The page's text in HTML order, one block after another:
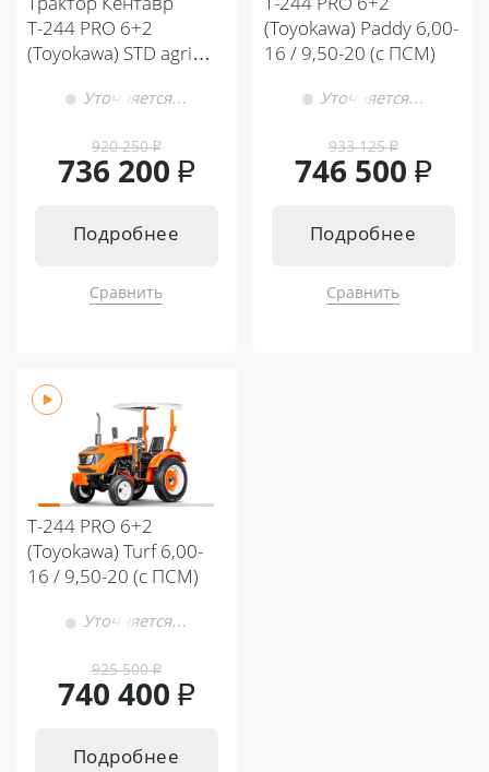
Трактор Кентавр
Т-244 PRO 6+2
(Toyokawa) STD agri
(с ПСМ)Уточняется…
920 250₽
736 200 ₽
Подробнее
Сравнить
Т-244 PRO 6+2
(Toyokawa) Paddy 6,00-
16 / 9,50-20 (с ПСМ)
Уточняется…
933 125₽
746 500 ₽
Подробнее
Сравнить
Т-244 PRO 6+2
(Toyokawa) Turf 6,00-
16 / 9,50-20 (с ПСМ)
Уточняется…
925 500₽
740 400 ₽
Подробнее